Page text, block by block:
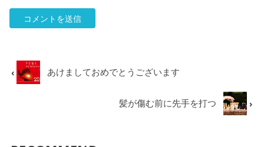
あけましておめでとうございます
髪が傷む前に先手を打つ